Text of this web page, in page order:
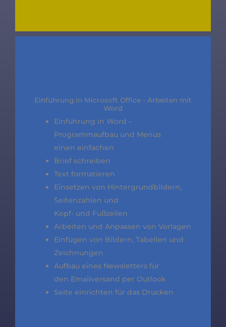
Einführung in Microsoft Office - Arbeiten mit
Word
Einführung in Word –
Programmaufbau und Menüs
einen einfachen
Brief schreiben
Text formatieren
Einsetzen von Hintergrundbildern,
Seitenzahlen und
Kopf- und Fußzeilen
Arbeiten und Anpassen von Vorlagen
Einfügen von Bildern, Tabellen und
Zeichnungen
Aufbau eines Newsletters für
den Emailversand per Outlook
Seite einrichten für das Drucken